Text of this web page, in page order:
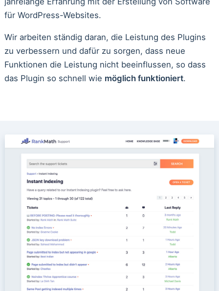
für WordPress-Websites.
Wir arbeiten ständig daran, die Leistung des Plugins
zu verbessern und dafür zu sorgen, dass neue
Funktionen die Leistung nicht beeinflussen, so dass
das Plugin so schnell wie möglich funktioniert.